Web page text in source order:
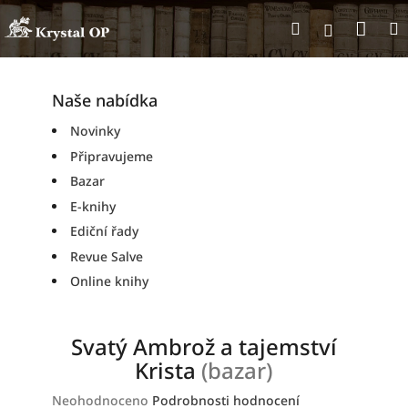
Přejít
na
obsah
Hledat
Naše nabídka
Novinky
Připravujeme
Bazar
E-knihy
Ediční řady
Revue Salve
Online knihy
Svatý Ambrož a tajemství
Krista (bazar)
Průměrné
Neohodnoceno Podrobnosti hodnocení